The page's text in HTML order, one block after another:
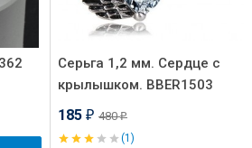
Серьга 1,2 мм. Сердце с
крылышком. BBER1503
185 ₽ 480₽
(1)